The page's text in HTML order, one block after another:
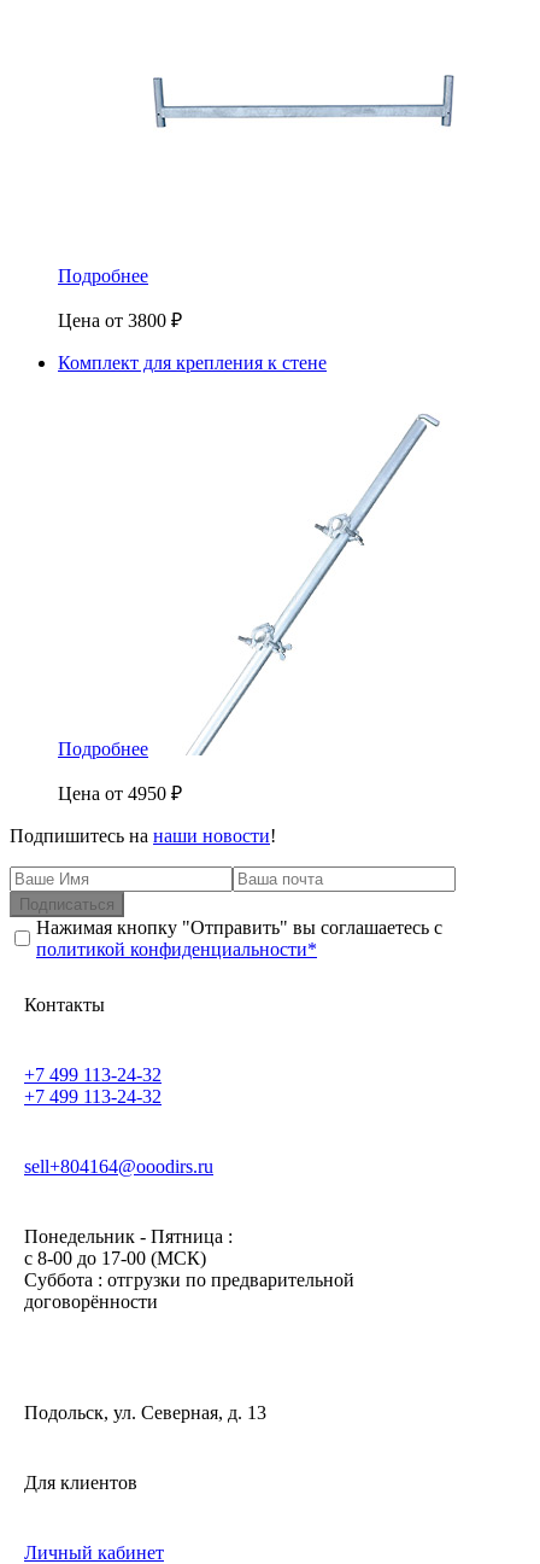
Подробнее
Цена от 3800 ₽
Комплект для крепления к стене
Подробнее
Цена от 4950 ₽
Подпишитесь на наши новости!
Подписаться
Нажимая кнопку "Отправить" вы соглашаетесь с
политикой конфиденциальности*
Контакты
+7 499 113-24-32
+7 499 113-24-32
sell+804164@ooodirs.ru
Понедельник - Пятница :
c 8-00 до 17-00 (МСК)
Суббота : отгрузки по предварительной
договорённости
Подольск, ул. Северная, д. 13
Для клиентов
Личный кабинет